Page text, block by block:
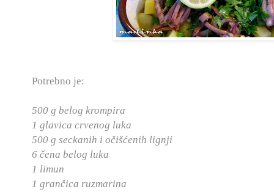
Potrebno je:
500 g belog krompira
1 glavica crvenog luka
500 g seckanih i očišćenih lignji
6 čena belog luka
1 limun
1 grančica ruzmarina